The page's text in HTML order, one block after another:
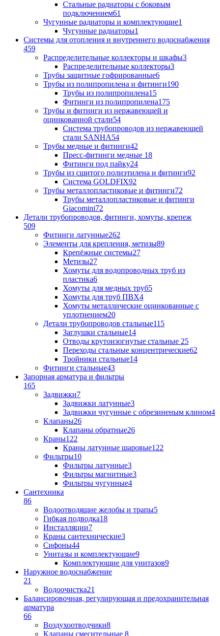
Стальные радиаторы с боковым
подключением61
Чугунные радиаторы и комплектующие1
Чугунные радиаторы1
Системы для отопления и внутреннего водоснабжения
459
Распределительные коллекторы и шкафы3
Распределительные коллекторы3
Трубы защитные гофрированные6
Трубы из полипропилена и фитинги190
Трубы из полипропилена15
Фитинги из полипропилена175
Трубы и фитинги из нержавеющей и
оцинкованной стали54
Система трубопроводов из нержавеющей
стали SANHA54
Трубы медные и фитинги42
Пресс-фитинги медные 18
Фитинги под пайку24
Трубы из сшитого полиэтилена и фитинги92
Система GOLDFIX92
Трубы металлопластиковые и фитинги72
Трубы металлопластиковые и фитинги
Giacomini72
Детали трубопроводов, фитинги, хомуты, крепеж
509
Фитинги латунные262
Элементы для крепления, метизы89
Крепёжные системы27
Метизы27
Хомуты для водопроводных труб из
пластика6
Хомуты для медных труб5
Хомуты для труб ПВХ4
Хомуты металлические оцинкованные с
уплотнением20
Детали трубопроводов стальные115
Заглушки стальные14
Отводы крутоизогнутые стальные 25
Переходы стальные концентрические62
Тройники стальные14
Фитинги стальные43
Запорная арматура и фильтры
165
Задвижки7
Задвижки латунные3
Задвижки чугунные с обрезиненым клином4
Клапаны26
Клапаны обратные26
Краны122
Краны латунные шаровые122
Фильтры10
Фильтры латунные3
Фильтры магнитные3
Фильтры чугунные4
Сантехника
86
Водоотводящие желобы и трапы5
Гибкая подводка18
Инсталляции7
Краны сантехнические3
Сифоны44
Унитазы и комплектующие9
Комплектующие для унитазов9
Наружное водоснабжение
21
Водоочистка21
Балансировочная, регулирующая и предохранительная
арматура
66
Воздухоотводчики8
Клапаны cмесительные 8